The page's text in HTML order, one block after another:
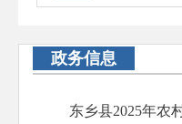
政务信息